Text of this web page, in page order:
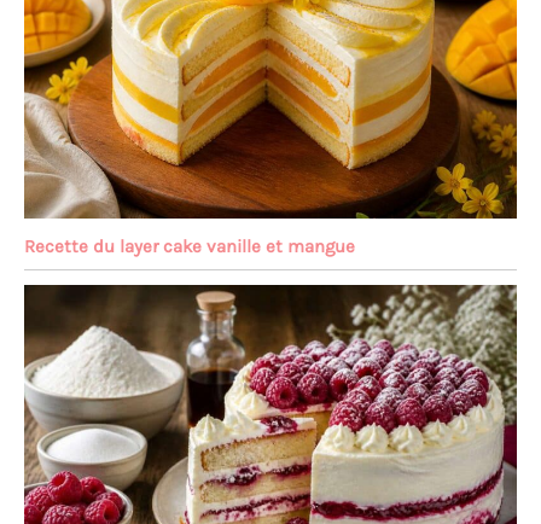
Recette du layer cake vanille et mangue